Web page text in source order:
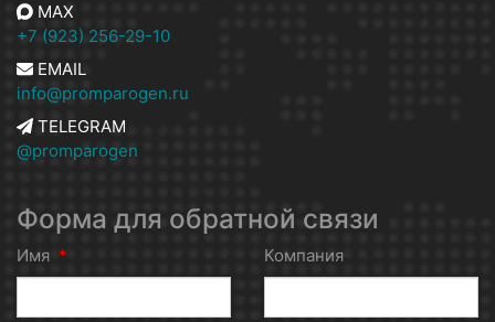
MAX
+7 (923) 256-29-10
EMAIL
info@promparogen.ru
TELEGRAM
@promparogen
Форма для обратной связи
Имя * Компания